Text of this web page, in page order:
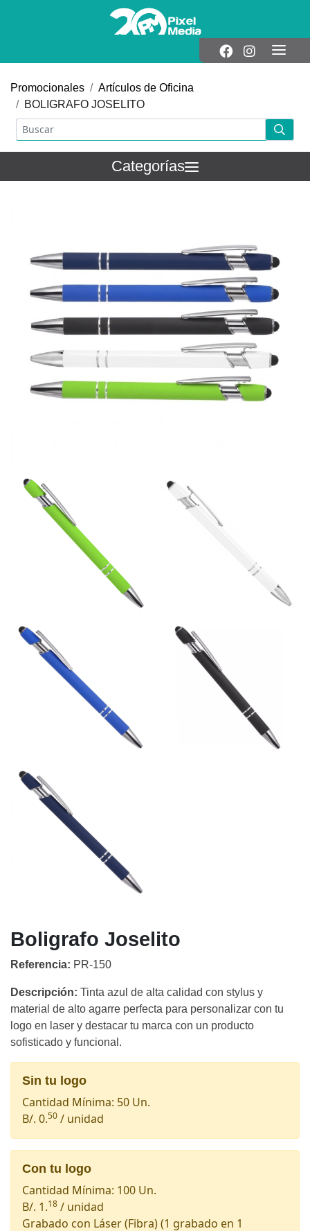
Promocionales
Artículos de Oficina
BOLIGRAFO JOSELITO
Categorías
Boligrafo Joselito
Referencia: PR-150
Descripción: Tinta azul de alta calidad con stylus y
material de alto agarre perfecta para personalizar con tu
logo en laser y destacar tu marca con un producto
sofisticado y funcional.
Sin tu logo
Cantidad Mínima: 50 Un.
B/. 0.50 / unidad
Con tu logo
Cantidad Mínima: 100 Un.
B/. 1.18 / unidad
Grabado con Láser (Fibra)(1 grabado en 1